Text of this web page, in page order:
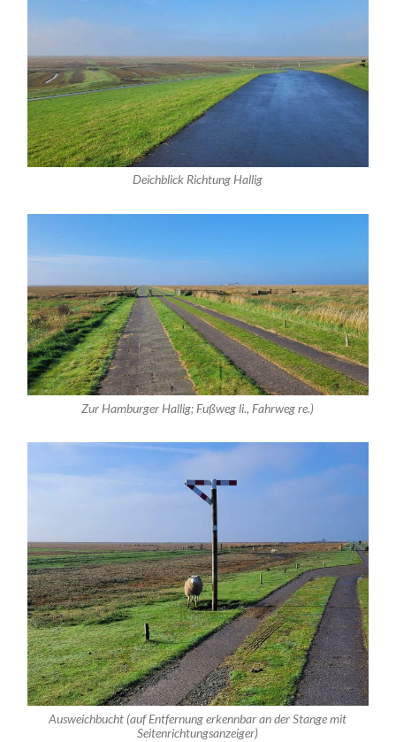
Deichblick Richtung Hallig
Zur Hamburger Hallig; Fußweg li., Fahrweg re.)
Ausweichbucht (auf Entfernung erkennbar an der Stange mit
Seitenrichtungsanzeiger)